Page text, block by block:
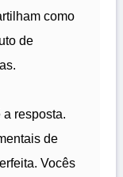
como
de
a resposta.
de
Vocês